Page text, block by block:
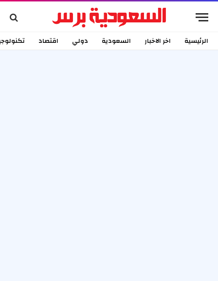
الرئيسية اخر الاخبار السعودية دولي اقتصاد